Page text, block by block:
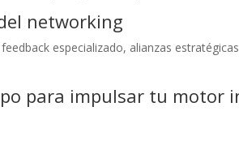
networking
especializado, alianzas
para impulsar tu motor